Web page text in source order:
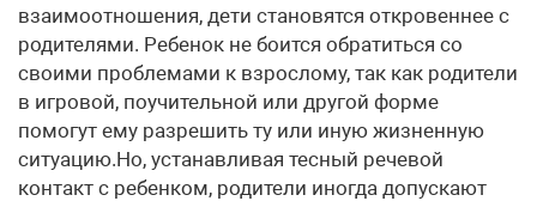
взаимоотношения, дети становятся откровеннее с
родителями. Ребенок не боится обратиться со
своими проблемами к взрослому, так как родители
в игровой, поучительной или другой форме
помогут ему разрешить ту или иную жизненную
ситуацию.Но, устанавливая тесный речевой
контакт с ребенком, родители иногда допускают